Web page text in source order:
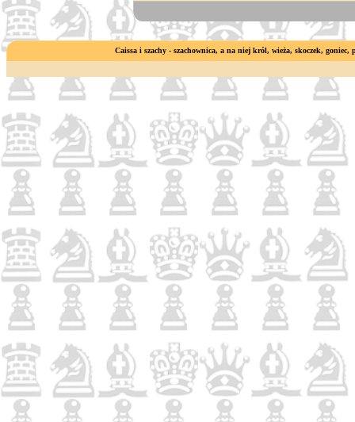
Caissa i szachy - szachownica, a na niej król, wieża, skoczek,